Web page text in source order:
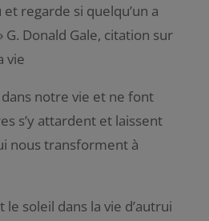
regarde si quelqu’un a
G. Donald Gale, citation sur
vie
notre vie et ne font
s’y attardent et laissent
nous transforment à
soleil dans la vie d’autrui